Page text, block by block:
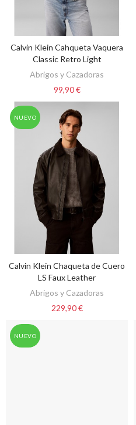
VER OPCIONES
Calvin Klein Cahqueta Vaquera
Classic Retro Light
Abrigos y Cazadoras
99,90 €
NUEVO
VER OPCIONES
Calvin Klein Chaqueta de Cuero
LS Faux Leather
Abrigos y Cazadoras
229,90 €
NUEVO